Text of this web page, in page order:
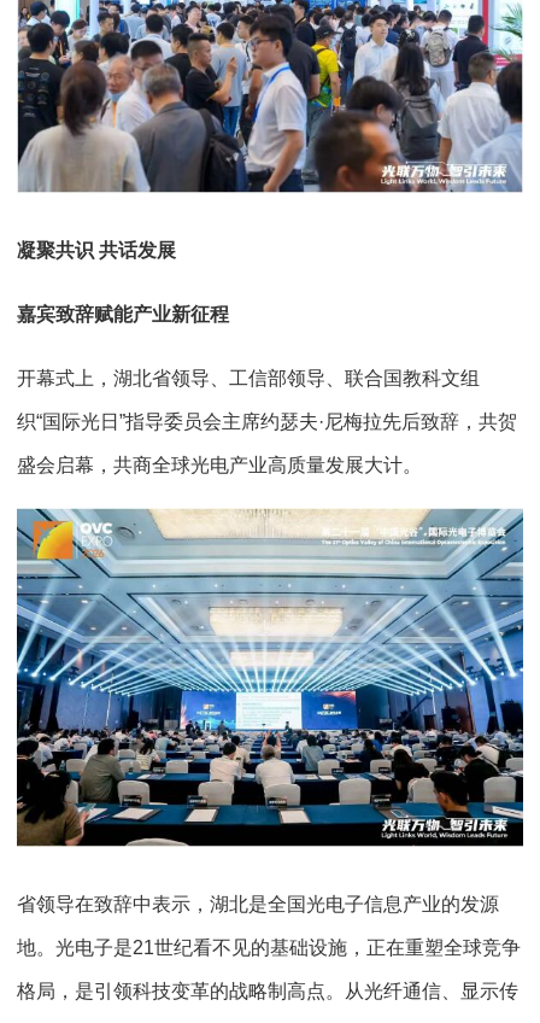
凝聚共识 共话发展
嘉宾致辞赋能产业新征程
开幕式上，湖北省领导、工信部领导、联合国教科文组
织“国际光日”指导委员会主席约瑟夫·尼梅拉先后致辞，共贺
盛会启幕，共商全球光电产业高质量发展大计。
省领导在致辞中表示，湖北是全国光电子信息产业的发源
地。光电子是21世纪看不见的基础设施，正在重塑全球竞争
格局，是引领科技变革的战略制高点。从光纤通信、显示传